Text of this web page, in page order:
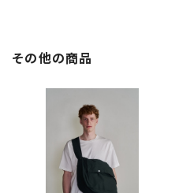
その他の商品